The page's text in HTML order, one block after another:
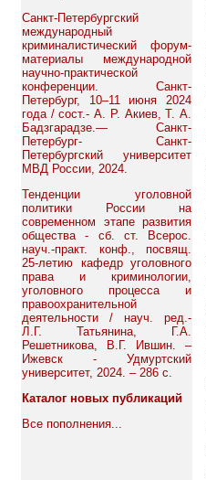
Санкт-Петербургский
международный
криминалистический форум-
материалы международной
научно-практической
конференции. Санкт-
Петербург, 10–11 июня 2024
года / сост.- А. Р. Акиев, Т. А.
Бадзгарадзе.— Санкт-
Петербург- Санкт-
Петербургский университет
МВД России, 2024.
Тенденции уголовной
политики России на
современном этапе развития
общества - сб. ст. Всерос.
науч.-практ. конф., посвящ.
25-летию кафедр уголовного
права и криминологии,
уголовного процесса и
правоохранительной
деятельности / науч. ред.-
Л.Г. Татьянина, Г.А.
Решетникова, В.Г. Ившин. –
Ижевск - Удмуртский
университет, 2024. – 286 с.
Каталог новых публикаций
Все пополнения...